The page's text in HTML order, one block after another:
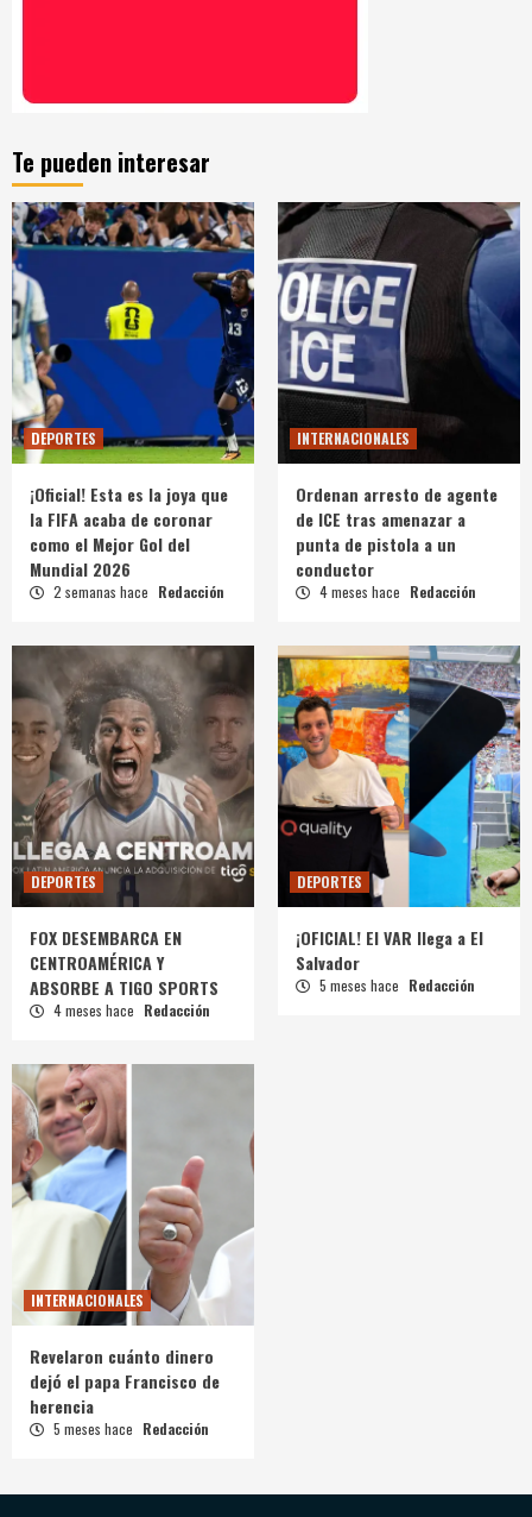
Te pueden interesar
DEPORTES
¡Oficial! Esta es la joya que
la FIFA acaba de coronar
como el Mejor Gol del
Mundial 2026
2 semanas hace Redacción
INTERNACIONALES
Ordenan arresto de agente
de ICE tras amenazar a
punta de pistola a un
conductor
4 meses hace Redacción
DEPORTES
FOX DESEMBARCA EN
CENTROAMÉRICA Y
ABSORBE A TIGO SPORTS
4 meses hace Redacción
DEPORTES
¡OFICIAL! El VAR llega a El
Salvador
5 meses hace Redacción
INTERNACIONALES
Revelaron cuánto dinero
dejó el papa Francisco de
herencia
5 meses hace Redacción